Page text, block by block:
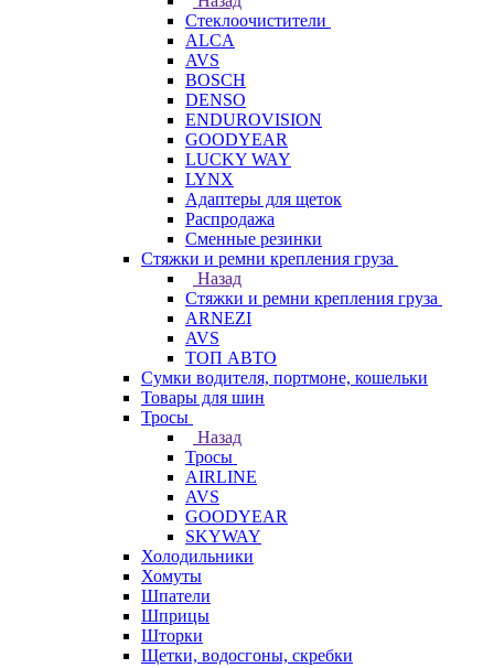
Стеклоочистители
ALCA
AVS
BOSCH
DENSO
ENDUROVISION
GOODYEAR
LUCKY WAY
LYNX
Адаптеры для щеток
Распродажа
Сменные резинки
Стяжки и ремни крепления груза
Назад
Стяжки и ремни крепления груза
ARNEZI
AVS
ТОП АВТО
Сумки водителя, портмоне, кошельки
Товары для шин
Тросы
Назад
Тросы
AIRLINE
AVS
GOODYEAR
SKYWAY
Холодильники
Хомуты
Шпатели
Шприцы
Шторки
Щетки, водосгоны, скребки